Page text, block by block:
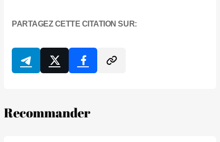
PARTAGEZ CETTE CITATION SUR:
Recommander